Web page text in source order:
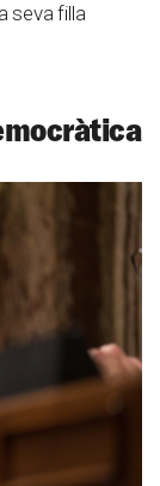
seva filla